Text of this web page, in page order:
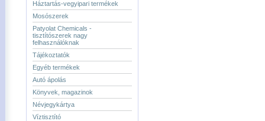
Háztartás-vegyipari termékek
Mosószerek
Patyolat Chemicals -
tisztítószerek nagy
felhasználóknak
Tájékoztatók
Egyéb termékek
Autó ápolás
Könyvek, magazinok
Névjegykártya
Víztisztító